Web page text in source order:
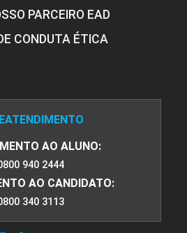
PARCEIRO EAD
CONDUTA ÉTICA
AO ALUNO:
940 2444
AO CANDIDATO:
340 3113